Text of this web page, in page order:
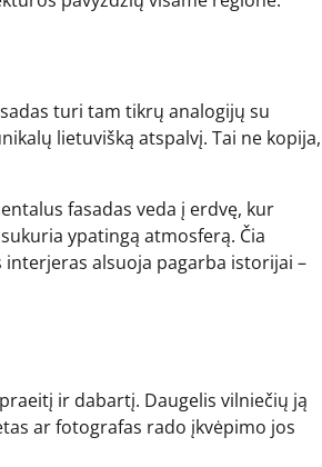
turi tam tikrų analogijų su
lietuvišką atspalvį. Tai ne kopija,
fasadas veda į erdvę, kur
ypatingą atmosferą. Čia
interjeras alsuoja pagarba istorijai –
ir dabartį. Daugelis vilniečių ją
ar fotografas rado įkvėpimo jos